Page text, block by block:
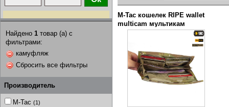
Найдено 1 товар (а) с
фильтрами:
камуфляж
Сбросить все фильтры
Производитель
M-Tac (1)
M-Tac кошелек RIPE wallet
multicam мультикам